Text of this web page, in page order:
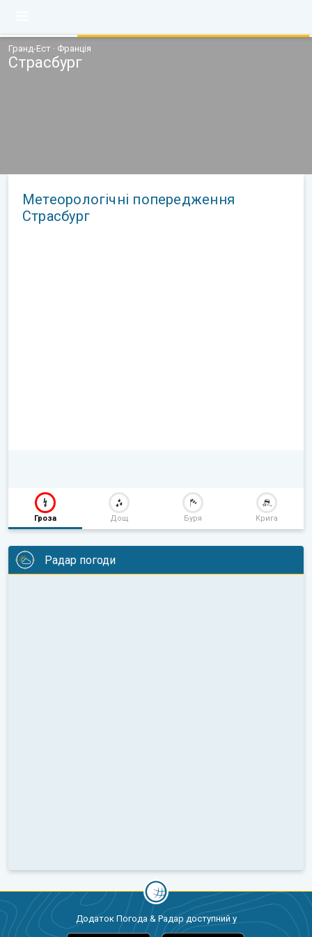
Гранд-Ест · Франція
Страсбург
Метеорологічні попередження
Страсбург
Гроза Дощ Буря Крига
Радар погоди
Додаток Погода & Радар доступний у